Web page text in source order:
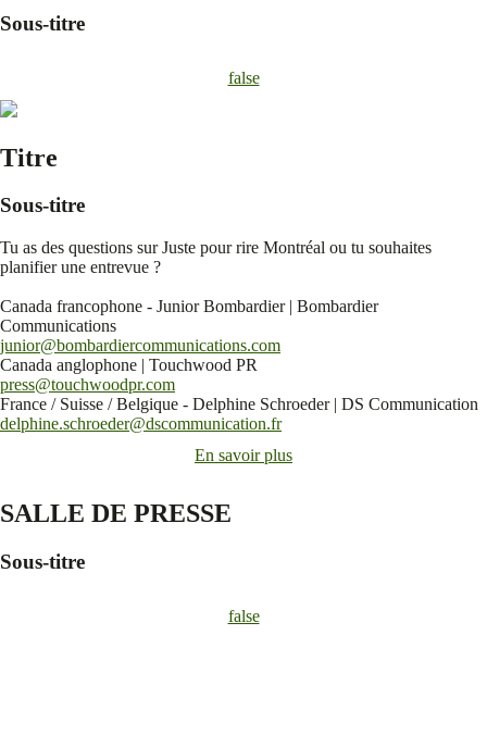
Sous-titre
false
Titre
Sous-titre
Tu as des questions sur Juste pour rire Montréal ou tu souhaites
planifier une entrevue ?
Canada francophone - Junior Bombardier | Bombardier
Communications
junior@bombardiercommunications.com
Canada anglophone | Touchwood PR
press@touchwoodpr.com
France / Suisse / Belgique - Delphine Schroeder | DS Communication
delphine.schroeder@dscommunication.fr
En savoir plus
SALLE DE PRESSE
Sous-titre
false